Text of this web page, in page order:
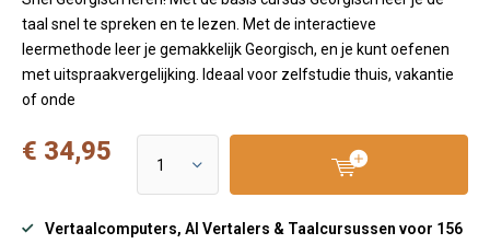
taal snel te spreken en te lezen. Met de interactieve
leermethode leer je gemakkelijk Georgisch, en je kunt oefenen
met uitspraakvergelijking. Ideaal voor zelfstudie thuis, vakantie
of onde
€ 34,95
Vertaalcomputers, AI Vertalers & Taalcursussen voor 156